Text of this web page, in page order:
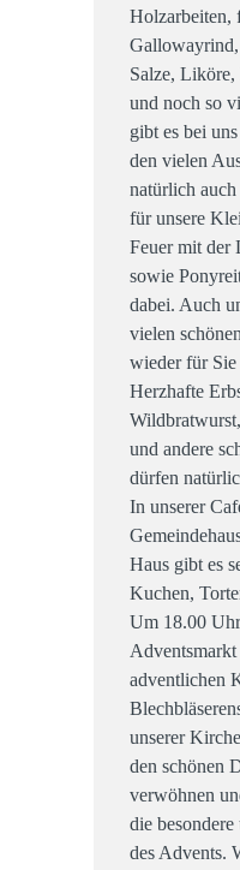
Holzarbeiten,
Gallowayrind,
Salze,
und noch so
gibt es bei
den vielen
natürlich
für unsere
Feuer mit der
sowie
dabei. Auch
vielen
wieder für
Herzhafte
und andere
dürfen
In unserer
Haus gibt es
Kuchen,
Um 18.00
adventlichen
unserer
den schönen
verwöhnen
die
des Advents.